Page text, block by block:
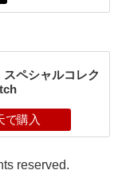
スペシャルコレク
で購入
reserved.